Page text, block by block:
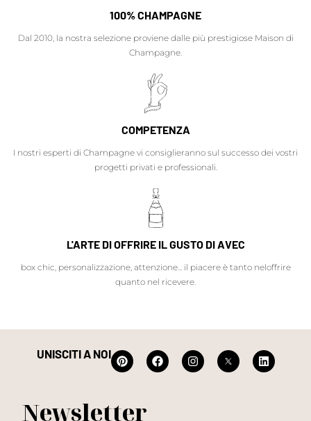
100% CHAMPAGNE
Dal 2010, la nostra selezione proviene dalle più prestigiose Maison di
Champagne.
COMPETENZA
I nostri esperti di Champagne vi consiglieranno sul successo dei vostri
progetti privati e professionali.
L'ARTE DI OFFRIRE IL GUSTO DI AVEC
box chic, personalizzazione, attenzione... il piacere è tanto neloffrire
quanto nel ricevere.
UNISCITI A NOI
Newsletter